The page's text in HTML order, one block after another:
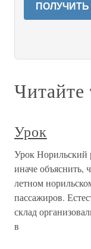
Читайте
Урок
Урок Норильский
иначе объяснить,
летном
пассажиров.
склад
в